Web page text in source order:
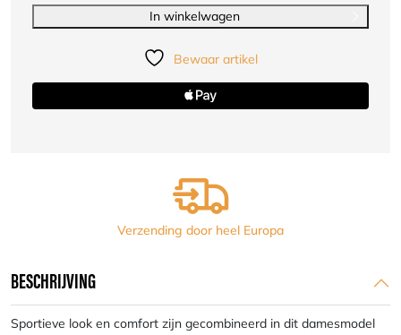
dames
In winkelwagen
Bewaar artikel
Verzending door heel Europa
BESCHRIJVING
Sportieve look en comfort zijn gecombineerd in dit damesmodel